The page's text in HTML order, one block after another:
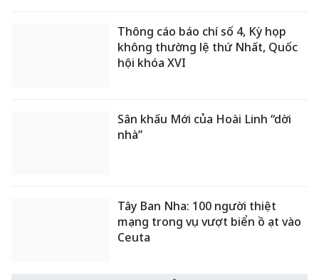
Thông cáo báo chí số 4, Kỳ họp
không thường lệ thứ Nhất, Quốc
hội khóa XVI
Sân khấu Mới của Hoài Linh “dời
nhà”
Tây Ban Nha: 100 người thiệt
mạng trong vụ vượt biển ồ ạt vào
Ceuta